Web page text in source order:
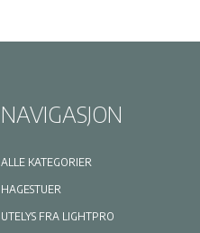
NAVIGASJON
ALLE KATEGORIER
HAGESTUER
UTELYS FRA LIGHTPRO